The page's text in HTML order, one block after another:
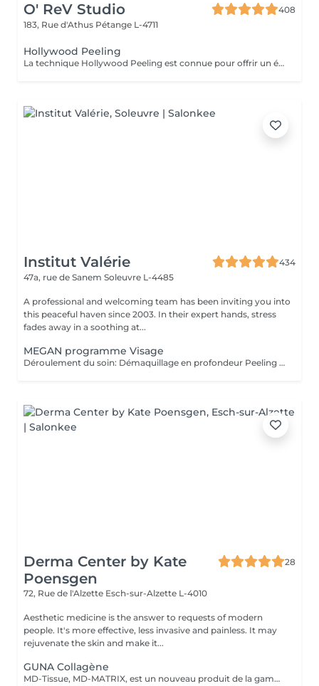
O' ReV Studio
408
183, Rue d'Athus Pétange L-4711
Hollywood Peeling
La technique Hollywood Peeling est connue pour offrir un éclaircissement immédiat de la peau et une apparence lisse et rafraîchie. Il est idéal pour les personnes ayant une peau à tendance acnéique, un teint terne ou des signes de vieillissement, et il est particulièrement bénéfique avant un événement spécial en raison de ses résultats rapides et visibles. Contre Indications: - Non recommandé pour les peaux foncées.
Institut Valérie
434
47a, rue de Sanem Soleuvre L-4485
A professional and welcoming team has been inviting you into
this peaceful haven since 2003. In their expert hands, stress
fades away in a soothing at...
MEGAN programme Visage
Déroulement du soin: Démaquillage en profondeur Peeling enzymatique ou acide peel HF HI-Tech Performance Boost Meso-Led Découvrez l'innovation technologique et cosmétique la plus avancée. Grâce à Megan, prenez soin de votre peau et améliorez la grâce à un système qui permet une régénération cellulaire extraordinaire à partir des couches les plus profondes du tissu cutané. Pour la première fois, Tri Synergy Tech associe tout le potentiel des éléments HI-Freq, Dermaboost et Deep RGB à un appareil multi-traitement unique qui crée une synergie parfaite aux effets spectaculaires. Des traitements personnalisés selon vos besoins sont à votre disposition. Pour un effet profondeur et longue durée, nous vous proposons une cure de ce soin de 6 séances sur 3 semaines! (5+1 séance gratuite)
Derma Center by Kate
Poensgen
28
72, Rue de l'Alzette Esch-sur-Alzette L-4010
Aesthetic medicine is the answer to requests of modern
people. It's more effective, less invasive and painless. It may
rejuvenate the skin and make it...
GUNA Collagène
MD-Tissue, MD-MATRIX, est un nouveau produit de la gamme des dispositifs médicaux recommandés aussi bien pour les femmes que pour les hommes. Le collagène contenu dans le produit hydrate intensément les peaux matures et réduit l'apparence des rides et autres signes du vieillissement cutané (y compris le photovieillissement). La préparation peut être injectée directement dans des zones spécifiques de la peau pour remodeler mécaniquement les tissus et lisser les rides. La préparation a été enrichie d'ingrédients actifs supplémentaires tels que l'acide ascorbique (vitamine C), le magnésium, le chlorhydrate de pyridoxine (vitamine B6), la riboflavine (vitamine B2), la thiamine (vitamine B1). MD-Tissue peut être utilisé seul, ainsi que comme support pour d'autres préparations utilisées en médecine esthétique, comme l'acide hyaluronique ou le botox. Application: - effet anti-âge, - réduction des effets du photovieillissement, - correction des rides, - raffermissant, - Stärkt das extrazelluläre Matrixgewebe,